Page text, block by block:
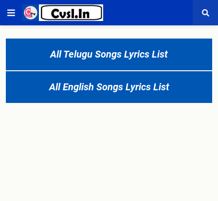
All Telugu Songs Lyrics List
All English Songs Lyrics List